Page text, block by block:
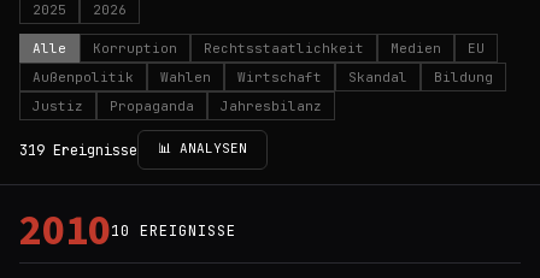
2025
2026
Alle Korruption Rechtsstaatlichkeit Medien
EU
Außenpolitik
Wahlen Wirtschaft Skandal
Bildung
Justiz
Propaganda Jahresbilanz
319 Ereignisse 📊 ANALYSEN
201010 EREIGNISSE